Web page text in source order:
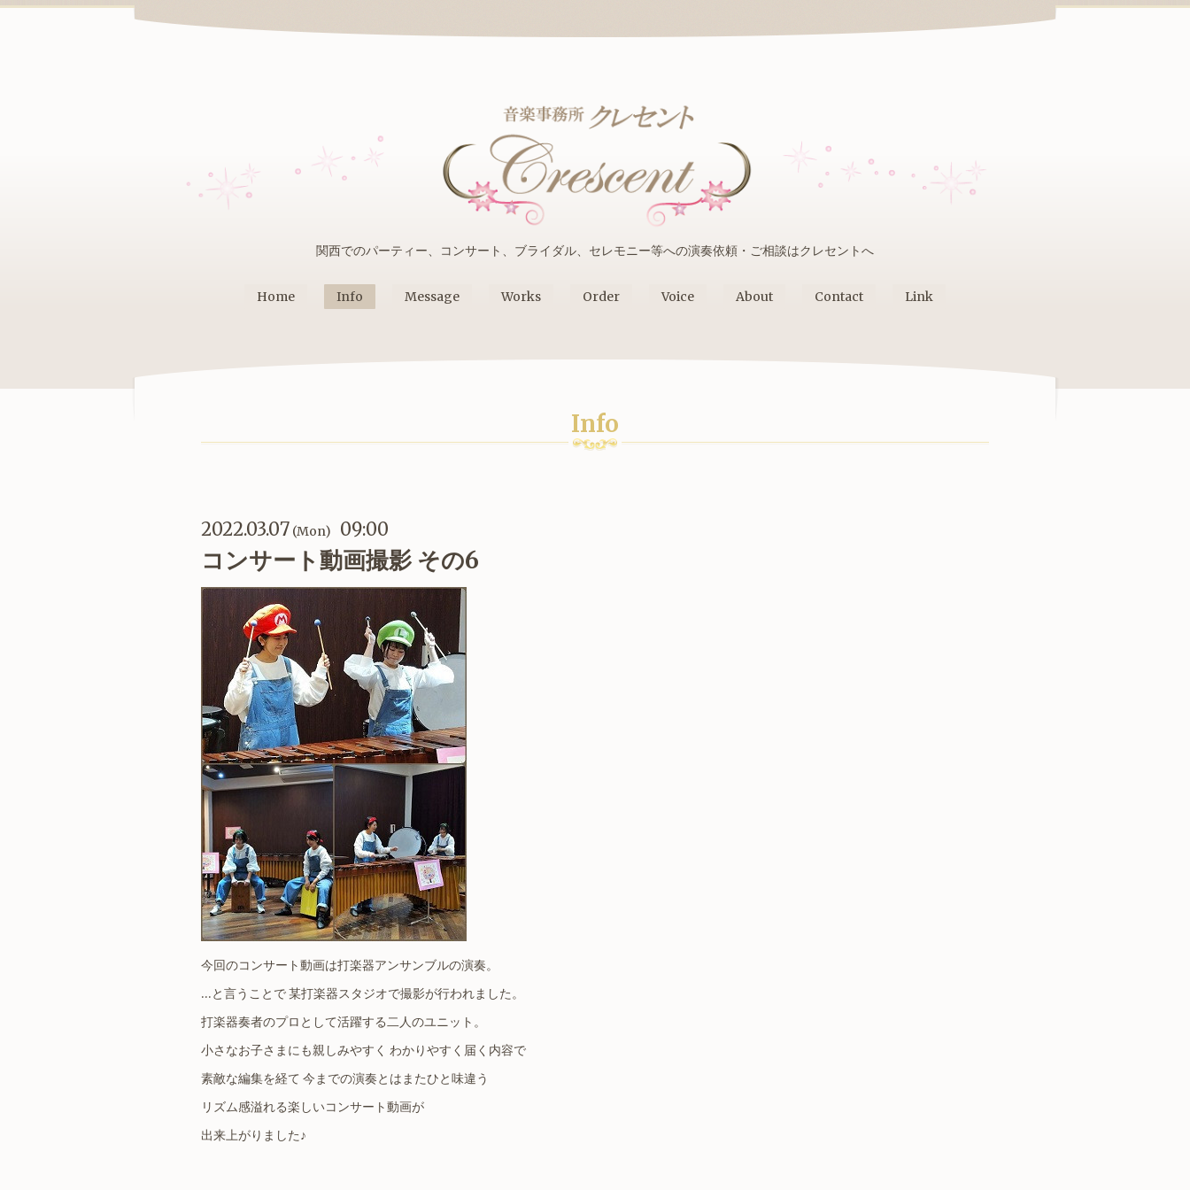
関西でのパーティー、コンサート、ブライダル、セレモニー等への演奏依頼・ご相談はクレセントへ
Home Info Message Works Order Voice About Contact Link
Info
2022.03.07 (Mon) 09:00
コンサート動画撮影 その6
今回のコンサート動画は打楽器アンサンブルの演奏。
…と言うことで 某打楽器スタジオで撮影が行われました。
打楽器奏者のプロとして活躍する二人のユニット。
小さなお子さまにも親しみやすく わかりやすく届く内容で
素敵な編集を経て 今までの演奏とはまたひと味違う
リズム感溢れる楽しいコンサート動画が
出来上がりました♪